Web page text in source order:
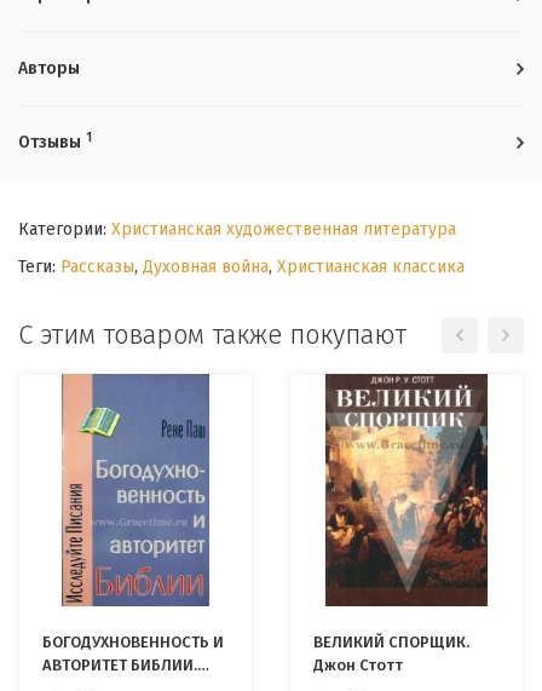
Авторы
Отзывы 1
Категории: Христианская художественная литература
Теги: Рассказы, Духовная война, Христианская классика
С этим товаром также покупают
БОГОДУХНОВЕННОСТЬ И
АВТОРИТЕТ БИБЛИИ.
ВЕЛИКИЙ СПОРЩИК.
Джон Стотт